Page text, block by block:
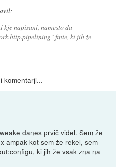
:
napisani, namesto da
finte, ki jih že
komentarji...
danes prvič videl. Sem že
ampak kot sem že rekel, sem
ki jih že vsak zna na